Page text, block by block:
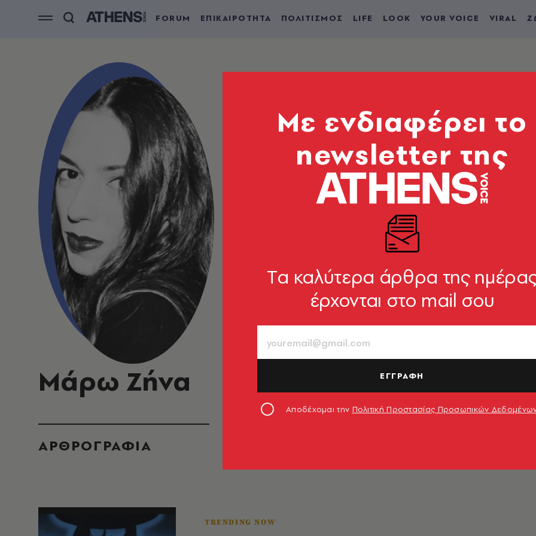
FORUM ΕΠΙΚΑΙΡΟΤΗΤΑ ΠΟΛΙΤΙΣΜΟΣ LIFE LOOK YOUR VOICE VIRAL
Μάρω Ζήνα
ΑΡΘΡΟΓΡΑΦΙΑ
TRENDING NOW
Mε ενδιαφέρει το
newsletter της
Tα καλύτερα άρθρα της
έρχονται στο mail σου
ΕΓΓΡΑΦΗ
Αποδέχομαι την Πολιτική Προστασίας Προσωπικών